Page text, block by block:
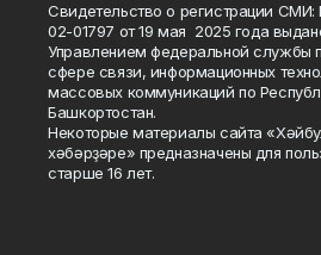
Свидетельство о регистрации
02-01797 от 19 мая 2025 года
Управлением федеральной службы
сфере связи, информационных
массовых коммуникаций по
Башкортостан.
Некоторые материалы сайта
хәбәрҙәре» предназначены для
старше 16 лет.